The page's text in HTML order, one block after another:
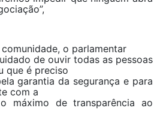
o parlamentar
de ouvir todas as pessoas
que é preciso
garantia da segurança e para
com a
máximo de transparência ao